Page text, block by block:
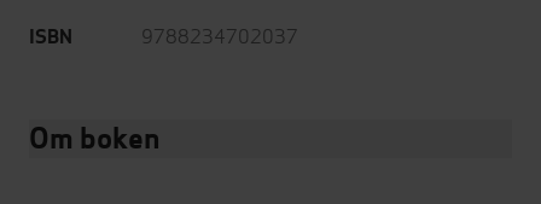
ISBN 9788234702037
Om boken